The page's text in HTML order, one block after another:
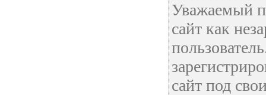
Уважаемый
сайт как
сайт под